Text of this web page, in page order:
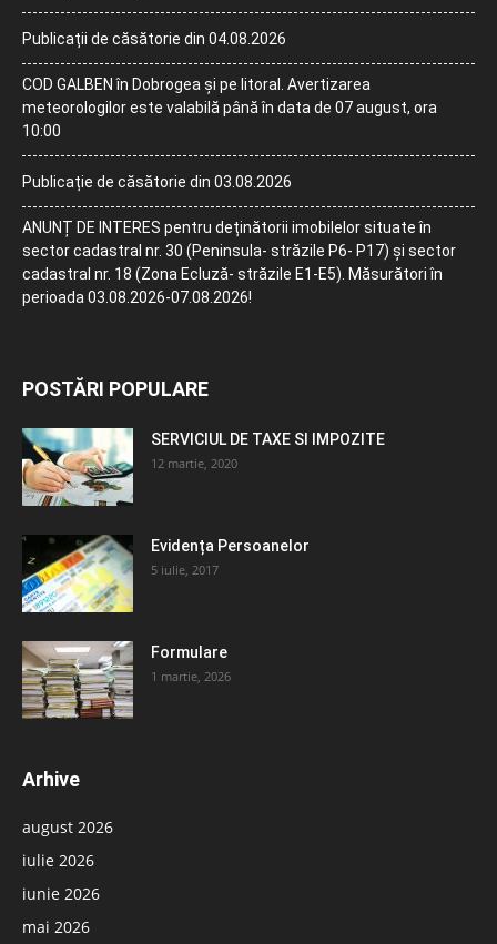
Publicații de căsătorie din 04.08.2026
COD GALBEN în Dobrogea și pe litoral. Avertizarea
meteorologilor este valabilă până în data de 07 august, ora
10:00
Publicație de căsătorie din 03.08.2026
ANUNȚ DE INTERES pentru deținătorii imobilelor situate în
sector cadastral nr. 30 (Peninsula- străzile P6- P17) și sector
cadastral nr. 18 (Zona Ecluză- străzile E1-E5). Măsurători în
perioada 03.08.2026-07.08.2026!
POSTĂRI POPULARE
SERVICIUL DE TAXE SI IMPOZITE
12 martie, 2020
Evidența Persoanelor
5 iulie, 2017
Formulare
1 martie, 2026
Arhive
august 2026
iulie 2026
iunie 2026
mai 2026